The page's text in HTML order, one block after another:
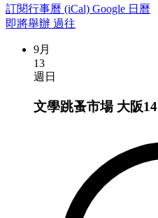
訂閱行事曆 (iCal) Google 日曆
即將舉辦 過往
9月
13
週日
文學跳蚤市場 大阪14